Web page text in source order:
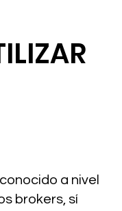
a nivel
brokers, sí